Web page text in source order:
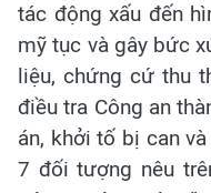
tác động xấu đến
mỹ tục và gây bức
liệu, chứng cứ thu
điều tra Công an
án, khởi tố bị can
7 đối tượng nêu